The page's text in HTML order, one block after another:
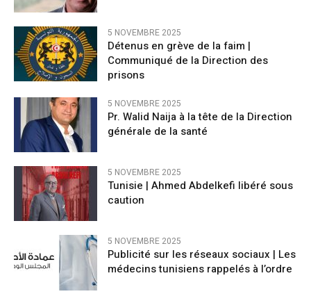
5 NOVEMBRE 2025
Détenus en grève de la faim |
Communiqué de la Direction des
prisons
5 NOVEMBRE 2025
Pr. Walid Naija à la tête de la Direction
générale de la santé
5 NOVEMBRE 2025
Tunisie | Ahmed Abdelkefi libéré sous
caution
5 NOVEMBRE 2025
Publicité sur les réseaux sociaux | Les
médecins tunisiens rappelés à l’ordre